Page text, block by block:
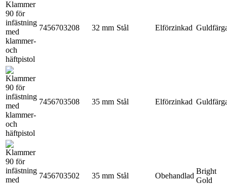
7456703208 32 mm Stål Elförzinkad
7456703508 35 mm Stål Elförzinkad
7456703502 35 mm Stål Obehandlad
Bright
Gold